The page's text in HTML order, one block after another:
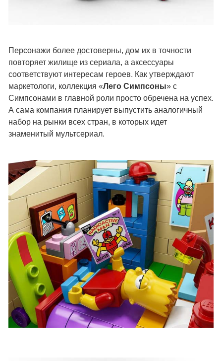
Персонажи более достоверны, дом их в точности
повторяет жилище из сериала, а аксессуары
соответствуют интересам героев. Как утверждают
маркетологи, коллекция «Лего Симпсоны» с
Симпсонами в главной роли просто обречена на успех.
А сама компания планирует выпустить аналогичный
набор на рынки всех стран, в которых идет
знаменитый мультсериал.